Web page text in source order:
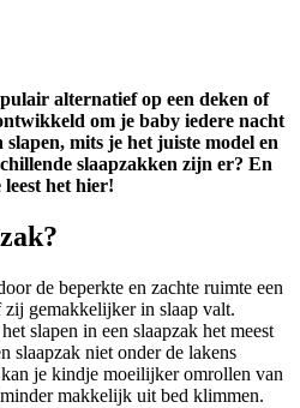
alternatief op een deken of
om je baby iedere nacht
mits je het juiste model en
slaapzakken zijn er? En
het hier!
de beperkte en zachte ruimte een
gemakkelijker in slaap valt.
slapen in een slaapzak het meest
slaapzak niet onder de lakens
je kindje moeilijker omrollen van
makkelijk uit bed klimmen.